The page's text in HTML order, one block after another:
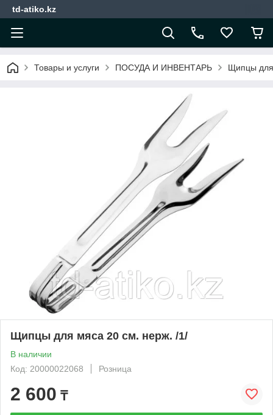
td-atiko.kz
Товары и услуги ПОСУДА И ИНВЕНТАРЬ Щипцы
Щипцы для мяса 20 см. нерж. /1/
В наличии
Код: 20000022068
Розница
2 600 ₸